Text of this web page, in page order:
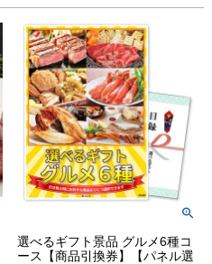
選べるギフト景品 グルメ6種コ
ース【商品引換券】【パネル選